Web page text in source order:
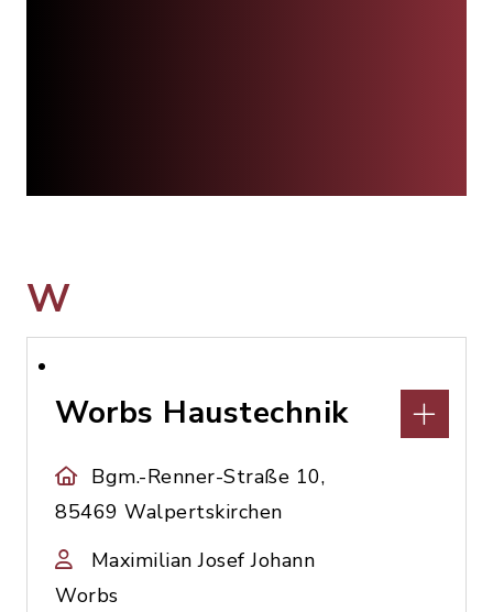
W
Worbs Haustechnik
Bgm.-Renner-Straße 10,
85469 Walpertskirchen
Maximilian Josef Johann
Worbs